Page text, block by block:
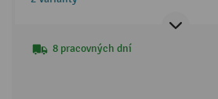
8 pracovných dní